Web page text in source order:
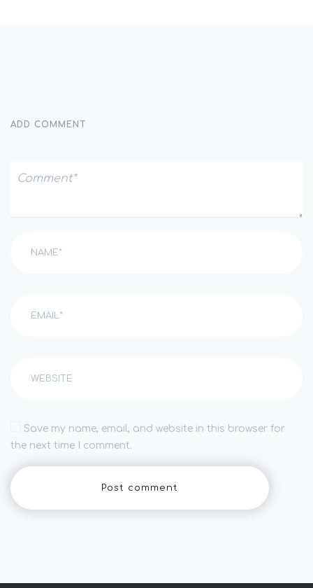
ADD COMMENT
Save my name, email, and website in this browser for
the next time I comment.